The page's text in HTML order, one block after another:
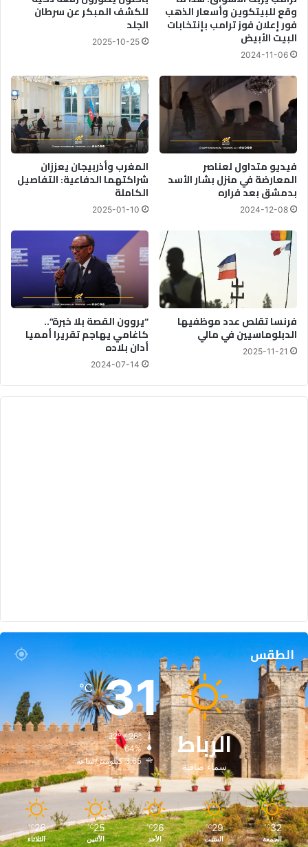
وقع للبيتكوين وأسعار الذهب
فور إعلان فوز ترامب بإنتخابات
البيت الأبيض
2024-11-06
للكشف المبكر عن سرطان
الجلد
2025-10-25
فيديو متداول لعناصر
المعارضة في منزل بشار الأسد
بدمشق بعد فراره
2024-12-08
المغرب وأذربيجان يعززان
شراكتهما الدفاعية: التفاصيل
الكاملة
2025-01-10
فرنسا تقلص عدد موظفيها
الدبلوماسيين في مالي
2025-11-21
“يروون القصة بلا خبرة”..
كاغامي يهاجم تقريرا أمميا
أدان بلاده
2024-07-14
الطقس
الرباط
سماء صافية
31
℃
32º - 26º
64%
3.65 كيلومتر/ساعة
32
℃
الجمعة
29
℃
السبت
26
℃
الأحد
25
℃
الأثنين
26
℃
الثلاثاء